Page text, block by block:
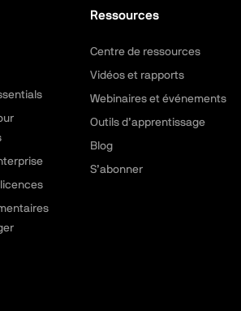
Ressources
Centre de ressources
Vidéos et rapports
Webinaires et événements
Outils d’apprentissage
Blog
S’abonner